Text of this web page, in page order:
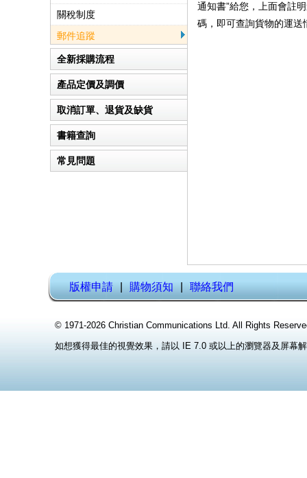
關稅制度
郵件追蹤
全新採購流程
產品定價及調價
產品定價
調價政策
取消訂單、退貨及缺貨
取消訂單原則
退貨須知
缺貨處理
書籍查詢
書籍檢索要訣
常見問題
通知書”給您，上面會註
碼，即可查詢貨物的運送
版權申請 購物須知 聯絡我們
© 1971-2026 Christian Communications Ltd. All Rights
如想獲得最佳的視覺效果，請以 IE 7.0 或以上的瀏覽器及屏幕